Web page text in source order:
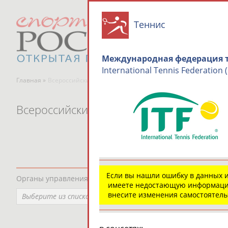
Главная »
Всероссийские спортивные организации
Органы управления, федерации, ВУЗы, Академии и т.п.
Выберите из списка
Теннис
Международная федерация
International Tennis Federation
Если вы нашли ошибку в данных
имеете недостающую
внесите изменения